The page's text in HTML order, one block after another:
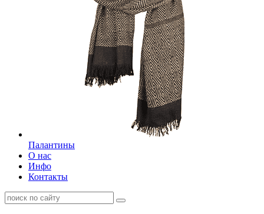
Палантины
О нас
Инфо
Контакты